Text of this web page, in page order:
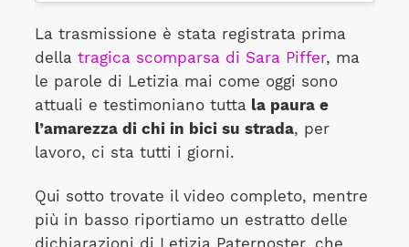
La trasmissione è stata registrata prima
della tragica scomparsa di Sara Piffer, ma
le parole di Letizia mai come oggi sono
attuali e testimoniano tutta la paura e
l’amarezza di chi in bici su strada, per
lavoro, ci sta tutti i giorni.
Qui sotto trovate il video completo, mentre
più in basso riportiamo un estratto delle